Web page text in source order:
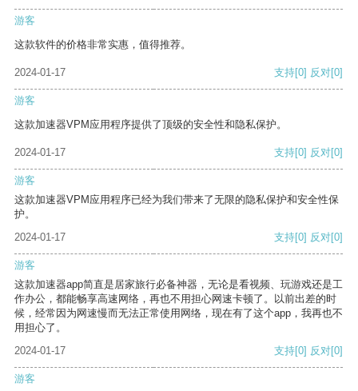
游客
这款软件的价格非常实惠，值得推荐。
2024-01-17 支持[0] 反对[0]
游客
这款加速器VPM应用程序提供了顶级的安全性和隐私保护。
2024-01-17 支持[0] 反对[0]
游客
这款加速器VPM应用程序已经为我们带来了无限的隐私保护和安全性保
护。
2024-01-17
支持[0] 反对[0]
游客
这款加速器app简直是居家旅行必备神器，无论是看视频、玩游戏还是工
作办公，都能畅享高速网络，再也不用担心网速卡顿了。以前出差的时
候，经常因为网速慢而无法正常使用网络，现在有了这个app，我再也不
用担心了。
2024-01-17
支持[0] 反对[0]
游客